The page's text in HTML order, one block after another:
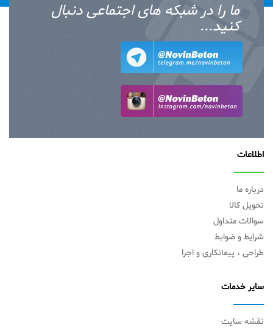
ما را در شبکه های اجتماعی دنبال
کنید...
اطلاعات
درباره ما
تحویل کالا
سوالات متداول
شرایط و ضوابط
طراحی ، پیمانکاری و اجرا
سایر خدمات
نقشه سایت